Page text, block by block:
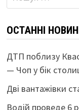
ОСТАННІ
ДТП поблизу
— Чоп у бік
Дві вантажівки
Водій проведе 6